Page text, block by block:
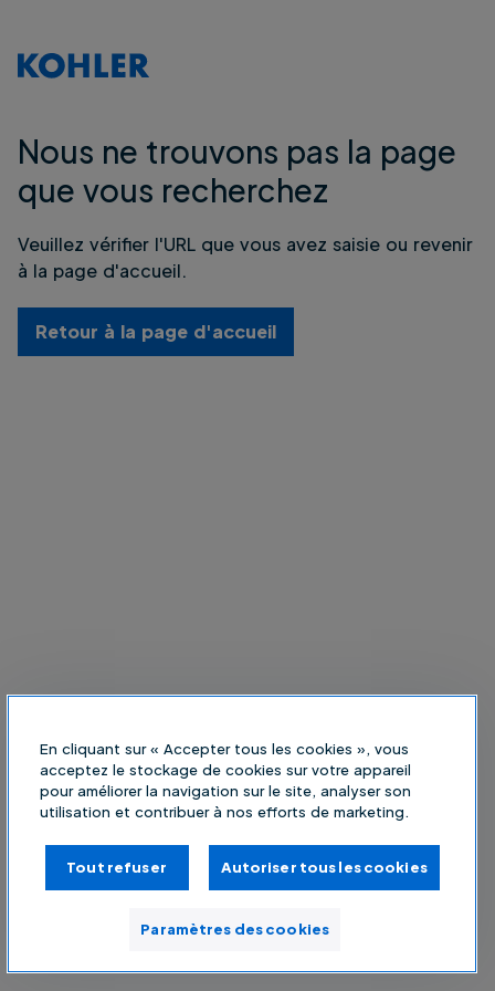
Nous ne trouvons pas la page
que vous recherchez
Veuillez vérifier l'URL que vous avez saisie ou revenir
à la page d'accueil.
Retour à la page d'accueil
En cliquant sur « Accepter tous les cookies », vous
acceptez le stockage de cookies sur votre appareil
pour améliorer la navigation sur le site, analyser son
utilisation et contribuer à nos efforts de marketing.
Tout refuser Autoriser tous les cookies
Paramètres des cookies